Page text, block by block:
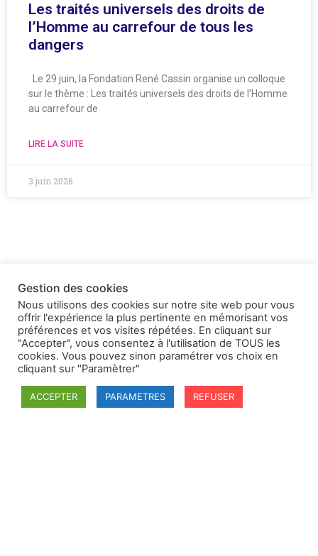
Les traités universels des droits de
l’Homme au carrefour de tous les
dangers
Le 29 juin, la Fondation René Cassin organise un colloque
sur le thème : Les traités universels des droits de l’Homme
au carrefour de
LIRE LA SUITE
3 juin 2026
Gestion des cookies
Nous utilisons des cookies sur notre site web pour vous
offrir l'expérience la plus pertinente en mémorisant vos
préférences et vos visites répétées. En cliquant sur
"Accepter", vous consentez à l'utilisation de TOUS les
cookies. Vous pouvez sinon paramétrer vos choix en
cliquant sur "Paramètrer"
ACCEPTER PARAMETRES REFUSER